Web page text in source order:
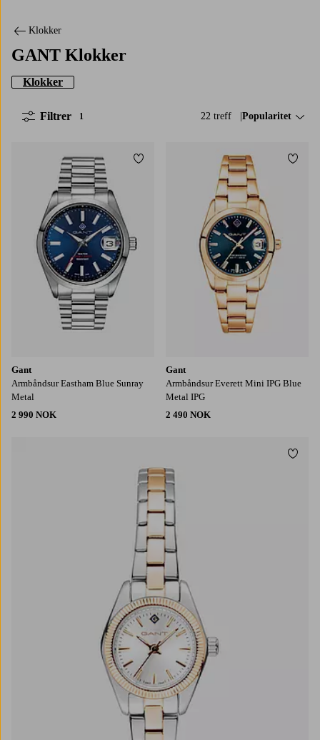
Klokker
GANT Klokker
Klokker
22 treff Sorter på:
Popularitet
Filtrer 1
Gant
Armbåndsur Eastham Blue Sunray
Metal
2 990 NOK
Legg til favoritter
Gant
Armbåndsur Everett Mini IPG Blue
Metal IPG
2 490 NOK